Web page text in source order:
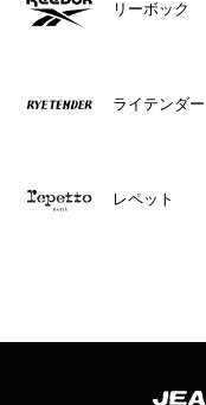
リーボック
ライテンダー
レペット